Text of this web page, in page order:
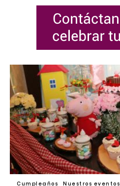
Cumpleaños Nuestros eventos